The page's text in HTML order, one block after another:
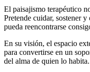
El paisajismo terapéutico
Pretende cuidar, sostener
pueda reencontrarse
En su visión, el espacio
para convertirse en un
del alma de quien lo habita.